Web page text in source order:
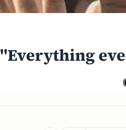
"Everything